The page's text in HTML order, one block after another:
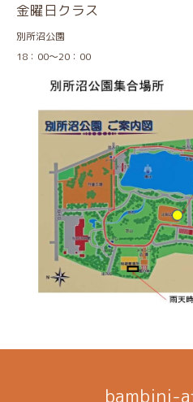
金曜日クラス
別所沼公園
18：00～20：00
bambini-